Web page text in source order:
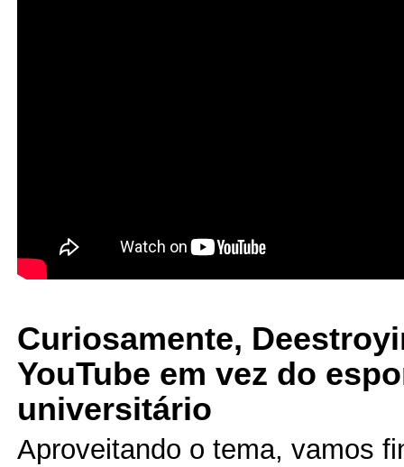
Curiosamente,
YouTube em vez do
universitário
Aproveitando o tema, vamos